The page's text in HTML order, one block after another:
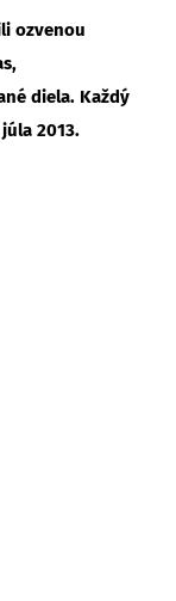
ozvenou
diela. Každý
2013.